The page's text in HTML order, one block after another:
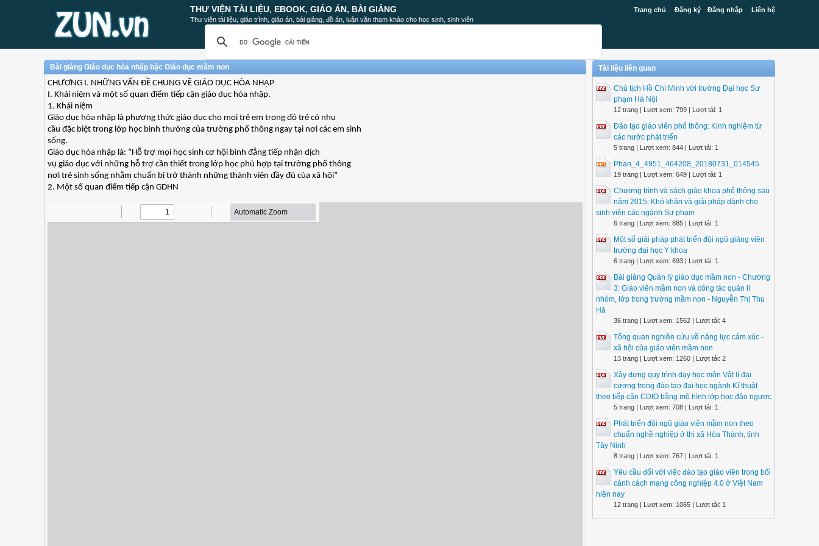
Trang chủ Đăng ký Đăng nhập Liên hệ
THƯ VIỆN TÀI LIỆU, EBOOK, GIÁO ÁN, BÀI GIẢNG
Thư viện tài liệu, giáo trình, giáo án, bài giảng, đồ án, luận văn tham khảo cho học sinh, sinh viên
Bài giảng Giáo dục hòa nhập bậc Giáo dục mầm non
CHƯƠNG I. NHỮNG VẤN ĐỀ CHUNG VỀ GIÁO DỤC HÒA NHẬP
I. Khái niệm và một số quan điểm tiếp cận giáo dục hòa nhập.
1. Khái niệm
Giáo dục hòa nhập là phương thức giáo dục cho mọi trẻ em trong đó trẻ có nhu
cầu đặc biệt trong lớp học bình thường của trường phổ thông ngay tại nơi các em sinh
sống.
Giáo dục hòa nhập là: “Hỗ trợ mọi học sinh cơ hội bình đẳng tiếp nhận dịch
vụ giáo dục với những hỗ trợ cần thiết trong lớp học phù hợp tại trường phổ thông
nơi trẻ sinh sống nhằm chuẩn bị trở thành những thành viên đầy đủ của xã hội”
2. Một số quan điểm tiếp cận GDHN
Tài liệu liên quan
Chủ tịch Hồ Chí Minh với trường Đại học Sư
phạm Hà Nội
12 trang | Lượt xem: 799 | Lượt tải: 1
Đào tạo giáo viên phổ thông: Kinh nghiệm từ
các nước phát triển
5 trang | Lượt xem: 844 | Lượt tải: 1
Phan_4_4951_464208_20180731_014545
19 trang | Lượt xem: 649 | Lượt tải: 1
Chương trình và sách giáo khoa phổ thông sau
năm 2015: Khó khăn và giải pháp dành cho
sinh viên các ngành Sư phạm
6 trang | Lượt xem: 885 | Lượt tải: 1
Một số giải pháp phát triển đội ngũ giảng viên
trường đại học Y khoa
6 trang | Lượt xem: 693 | Lượt tải: 1
Bài giảng Quản lý giáo dục mầm non - Chương
3: Giáo viên mầm non và công tác quản lí
nhóm, lớp trong trường mầm non - Nguyễn Thị Thu
Hà
36 trang | Lượt xem: 1562 | Lượt tải: 4
Tổng quan nghiên cứu về năng lực cảm xúc -
xã hội của giáo viên mầm non
13 trang | Lượt xem: 1260 | Lượt tải: 2
Xây dựng quy trình dạy học môn Vật lí đại
cương trong đào tạo đại học ngành Kĩ thuật
theo tiếp cận CDIO bằng mô hình lớp học đảo ngược
5 trang | Lượt xem: 708 | Lượt tải: 1
Phát triển đội ngũ giáo viên mầm non theo
chuẩn nghề nghiệp ở thị xã Hòa Thành, tỉnh
Tây Ninh
8 trang | Lượt xem: 767 | Lượt tải: 1
Yêu cầu đối với việc đào tạo giáo viên trong bối
cảnh cách mạng công nghiệp 4.0 ở Việt Nam
hiện nay
12 trang | Lượt xem: 1065 | Lượt tải: 1